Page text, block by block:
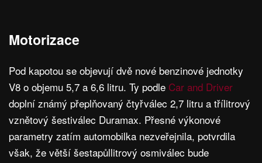
Motorizace
Pod kapotou se objevují dvě nové benzinové jednotky
V8 o objemu 5,7 a 6,6 litru. Ty podle Car and Driver
doplní známý přeplňovaný čtyřválec 2,7 litru a třílitrový
vznětový šestiválec Duramax. Přesné výkonové
parametry zatím automobilka nezveřejnila, potvrdila
však, že větší šestapůllitrový osmiválec bude